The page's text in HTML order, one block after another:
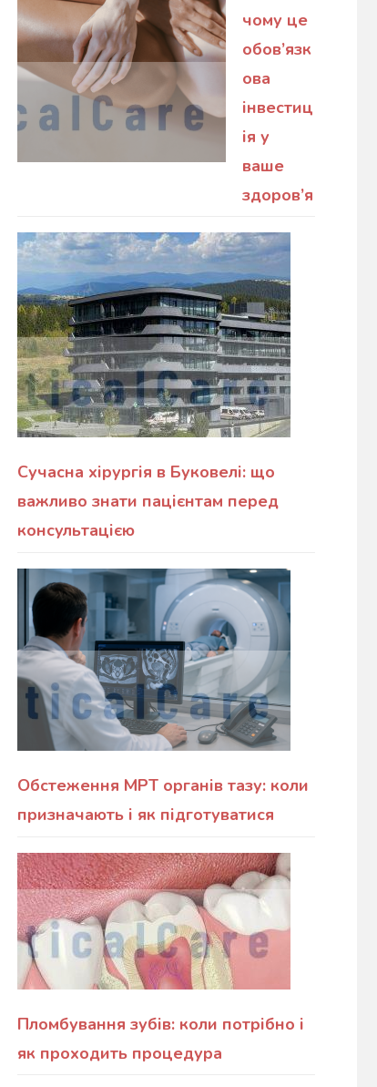
чому це
обов’язк
ова
інвестиц
ія у
ваше
здоров’я
Сучасна хірургія в Буковелі: що
важливо знати пацієнтам перед
консультацією
Обстеження МРТ органів тазу: коли
призначають і як підготуватися
Пломбування зубів: коли потрібно і
як проходить процедура